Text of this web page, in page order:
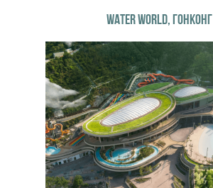
WATER WORLD, ГОНКОНГ